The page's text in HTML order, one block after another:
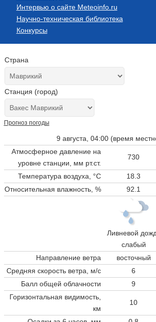
Интервью о сайте Meteoinfo.ru
Научно-техническая библиотека
Конкурсы
Страна
Станция (город)
Прогноз погоды
9 августа, 04:00 (время
Атмосферное давление на
уровне станции, мм рт.ст.
730
Температура воздуха, °C
18.3
Относительная влажность, %
92.1
Ливневой
слабый
Направление ветра
восточный
Средняя скорость ветра, м/с
6
Балл общей облачности
9
Горизонтальная видимость,
км
10